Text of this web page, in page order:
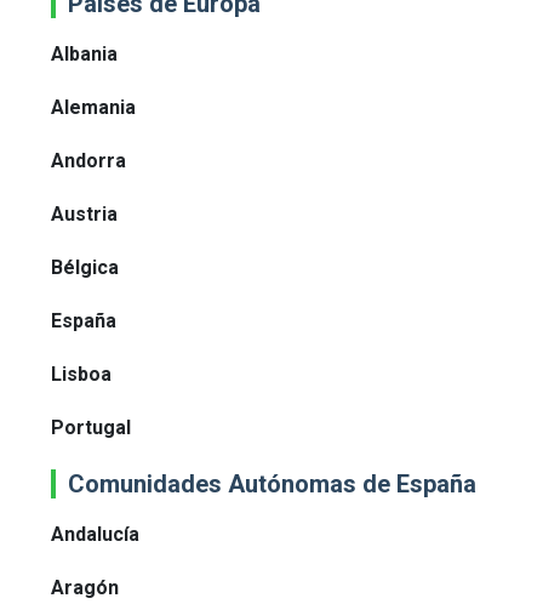
Albania
Alemania
Andorra
Austria
Bélgica
España
Lisboa
Portugal
Comunidades Autónomas de España
Andalucía
Aragón